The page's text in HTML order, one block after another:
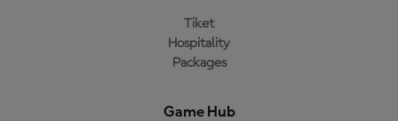
Tiket
Hospitality
Packages
Game Hub